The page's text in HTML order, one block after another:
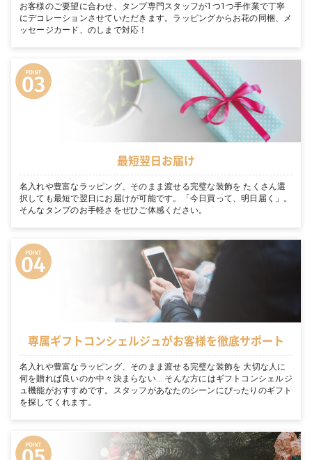
お客様のご要望に合わせ、タンプ専門スタッフが1つ1つ手作業で丁寧
にデコレーションさせていただきます。ラッピングからお花の同梱、メ
ッセージカード、のしまで対応！
最短翌日お届け
名入れや豊富なラッピング、そのまま渡せる完璧な装飾を たくさん選
択しても最短で翌日にお届けが可能です。「今日買って、明日届く」。
そんなタンプのお手軽さをぜひご体感ください。
専属ギフトコンシェルジュがお客様を徹底サポート
名入れや豊富なラッピング、そのまま渡せる完璧な装飾を 大切な人に
何を贈れば良いのか中々決まらない… そんな方にはギフトコンシェルジ
ュ機能がおすすめです。スタッフがあなたのシーンにぴったりのギフト
を探してくれます。